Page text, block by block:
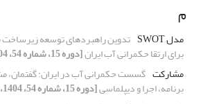
م
مدل ‏SWOT تدوین راهبردهای توسعه زیرساخت‌
برای ارتقا حکمرانی آب ایران[دوره 15، شماره 54، 1404، صفحه 94-117]
مشارکت گسست حکمرانی آب در ایران: گفتمان،
برنامه، اجرا و دیپلماسی[دوره 15، شماره 54، 1404، صفحه 10-33]